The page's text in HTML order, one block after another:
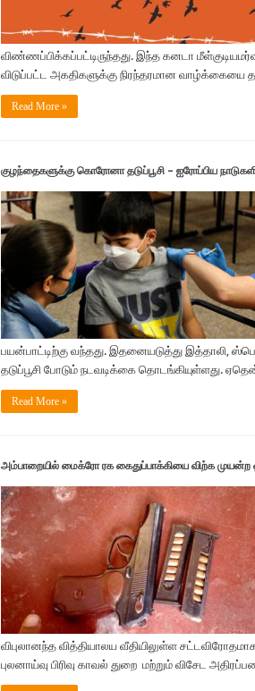
விண்ணப்பிக்கப்பட்டிருந்தது. இந்த கனடா
விடுப்பட்ட அகதிகளுக்கு நிரந்தரமான வாழ்க்கையை
Read More »
குழந்தைகளுக்கு கொரோனா தடுப்பூசி – ஐரோப்பிய
பயன்பாட்டிற்கு வந்தது. இதனையடுத்து இத்தாலி,
தடுப்பூசி போடும் நடவடிக்கை தொடங்கியுள்ளது.
Read More »
அம்பாறையில் மைக்ரோ ரக கைதுப்பாக்கியை விற்க முயன்ற
விபுலானந்த வித்தியாலய வீதியிலுள்ள
புலனாய்வு பிரிவு காவல் துறை மற்றும் விசேட